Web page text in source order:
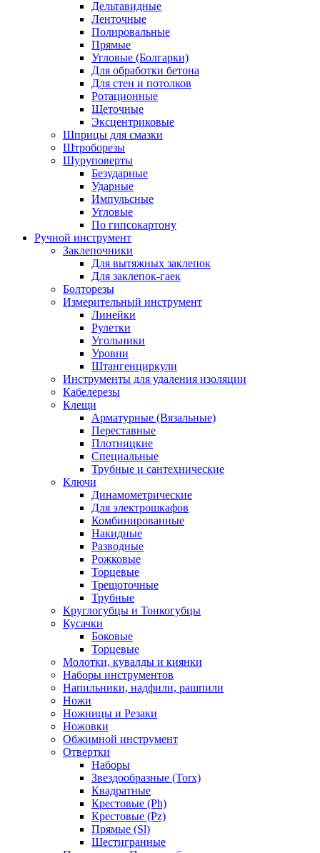
Дельтавидные
Ленточные
Полировальные
Прямые
Угловые (Болгарки)
Для обработки бетона
Для стен и потолков
Ротационные
Щеточные
Эксцентриковые
Шприцы для смазки
Штроборезы
Шуруповерты
Безударные
Ударные
Импульсные
Угловые
По гипсокартону
Ручной инструмент
Заклепочники
Для вытяжных заклепок
Для заклепок-гаек
Болторезы
Измерительный инструмент
Линейки
Рулетки
Угольники
Уровни
Штангенциркули
Инструменты для удаления изоляции
Кабелерезы
Клещи
Арматурные (Вязальные)
Переставные
Плотницкие
Специальные
Трубные и сантехнические
Ключи
Динамометрические
Для электрошкафов
Комбинированные
Накидные
Разводные
Рожковые
Торцевые
Трещоточные
Трубные
Круглогубцы и Тонкогубцы
Кусачки
Боковые
Торцевые
Молотки, кувалды и киянки
Наборы инструментов
Напильники, надфили, рашпили
Ножи
Ножницы и Резаки
Ножовки
Обжимной инструмент
Отвертки
Наборы
Звездообразные (Torx)
Квадратные
Крестовые (Ph)
Крестовые (Pz)
Прямые (Sl)
Шестигранные